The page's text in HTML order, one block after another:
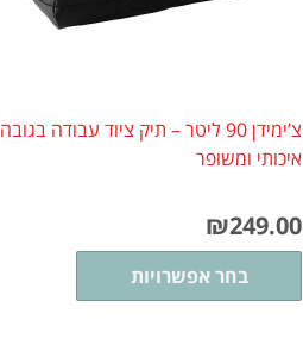
צ’ימידן 90 ליטר – תיק ציוד עבודה בגובה
איכותי ומשופר
₪249.00
בחר אפשרויות